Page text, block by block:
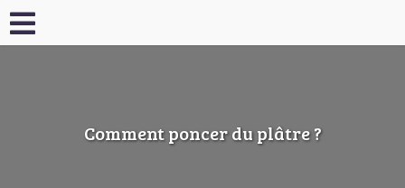
Comment poncer du plâtre ?